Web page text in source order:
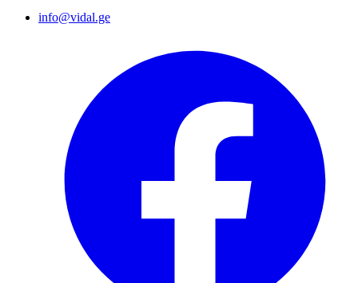
info@vidal.ge